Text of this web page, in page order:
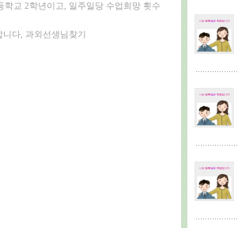
교 2학년이고, 일주일당 수업희망 횟수
다, 과외선생님찾기